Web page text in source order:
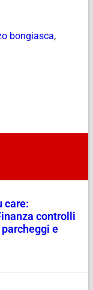
bongiasca,
care:
controlli
e